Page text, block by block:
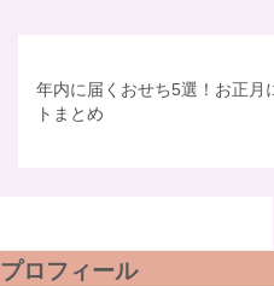
年内に届くおせち5選！お正月
トまとめ
プロフィール